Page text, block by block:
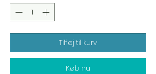
Tilføj til kurv
Køb nu